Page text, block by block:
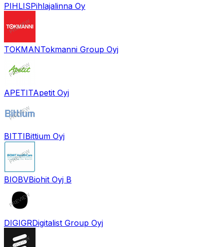
PIHLISPihlajalinna Oy
TOKMANTokmanni Group Oyj
APETITApetit Oyj
BITTIBittium Oyj
BIOBVBiohit Oyj B
DIGIGRDigitalist Group Oyj